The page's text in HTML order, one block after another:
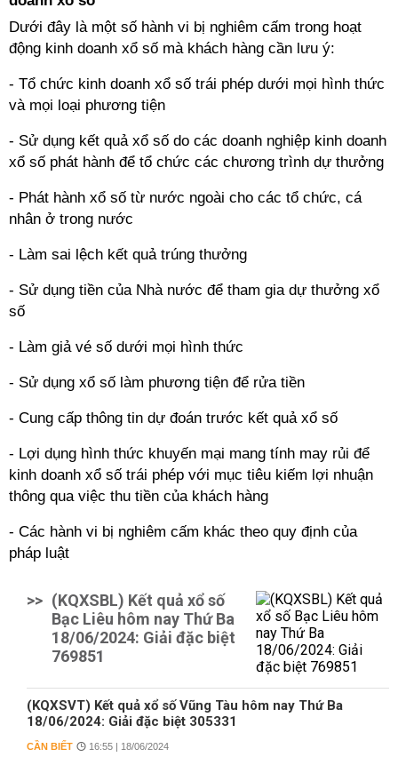
Dưới đây là một số hành vi bị nghiêm cấm trong hoạt
động kinh doanh xổ số mà khách hàng cần lưu ý:
- Tổ chức kinh doanh xổ số trái phép dưới mọi hình thức
và mọi loại phương tiện
- Sử dụng kết quả xổ số do các doanh nghiệp kinh doanh
xổ số phát hành để tổ chức các chương trình dự thưởng
- Phát hành xổ số từ nước ngoài cho các tổ chức, cá
nhân ở trong nước
- Làm sai lệch kết quả trúng thưởng
- Sử dụng tiền của Nhà nước để tham gia dự thưởng xổ
số
- Làm giả vé số dưới mọi hình thức
- Sử dụng xổ số làm phương tiện để rửa tiền
- Cung cấp thông tin dự đoán trước kết quả xổ số
- Lợi dụng hình thức khuyến mại mang tính may rủi để
kinh doanh xổ số trái phép với mục tiêu kiếm lợi nhuận
thông qua việc thu tiền của khách hàng
- Các hành vi bị nghiêm cấm khác theo quy định của
pháp luật
>> (KQXSBL) Kết quả xổ số
Bạc Liêu hôm nay Thứ Ba
18/06/2024: Giải đặc biệt
769851
(KQXSVT) Kết quả xổ số Vũng Tàu hôm nay Thứ Ba
18/06/2024: Giải đặc biệt 305331
CẦN BIẾT 16:55 | 18/06/2024